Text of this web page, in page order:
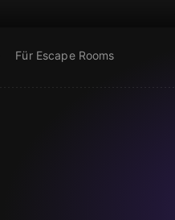
Für Escape Rooms